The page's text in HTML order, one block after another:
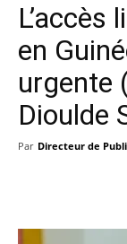
L’accès
en
urgente
Dioulde
Par Directeur de